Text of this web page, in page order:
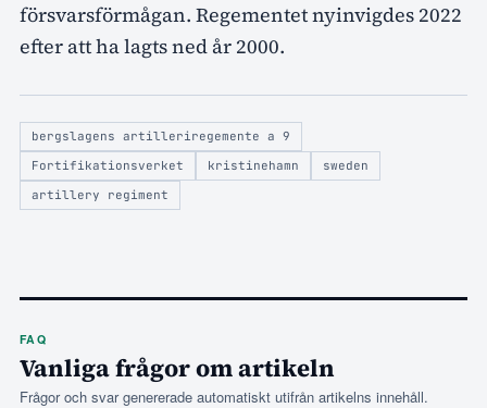
försvarsförmågan. Regementet nyinvigdes 2022
efter att ha lagts ned år 2000.
bergslagens artilleriregemente a 9
Fortifikationsverket
kristinehamn
sweden
artillery regiment
FAQ
Vanliga frågor om artikeln
Frågor och svar genererade automatiskt utifrån artikelns innehåll.